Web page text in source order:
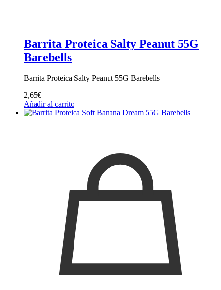
Barrita Proteica Salty Peanut 55G
Barebells
Barrita Proteica Salty Peanut 55G Barebells
2,65€
Añadir al carrito